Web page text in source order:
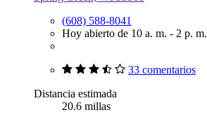
(608) 588-8041
Hoy abierto de 10 a. m. - 2 p. m.
33 comentarios
Distancia estimada
20.6 millas